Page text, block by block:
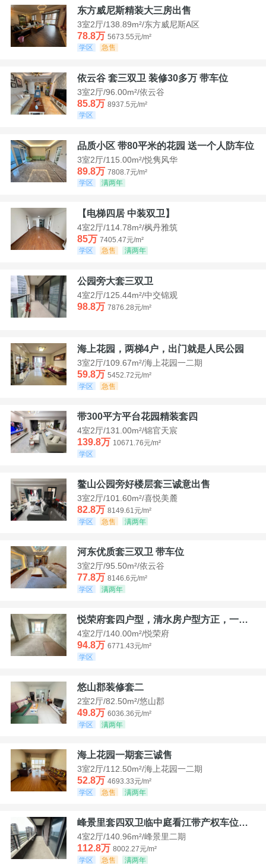
东方威尼斯精装大三房出售
3室2厅/138.89m²/东方威尼斯A区
78.8万 5673.55元/m²
学区
急售
依云谷 套三双卫 装修30多万 带车位
3室2厅/96.00m²/依云谷
85.8万 8937.5元/m²
学区
品质小区 带80平米的花园 送一个人防车位
3室2厅/115.00m²/悦隽风华
89.8万 7808.7元/m²
学区
满两年
【电梯四居 中装双卫】
4室2厅/114.78m²/枫丹雅筑
85万 7405.47元/m²
学区
急售 满两年
公园旁大套三双卫
4室2厅/125.44m²/中交锦观
98.8万 7876.28元/m²
海上花园，两梯4户，出门就是人民公园
3室2厅/109.67m²/海上花园一二期
59.8万 5452.72元/m²
学区
急售
带300平方平台花园精装套四
4室2厅/131.00m²/锦官天宸
139.8万 10671.76元/m²
学区
鳌山公园旁好楼层套三诚意出售
3室2厅/101.60m²/喜悦美麓
82.8万 8149.61元/m²
学区
急售 满两年
河东优质套三双卫 带车位
3室2厅/95.50m²/依云谷
77.8万 8146.6元/m²
学区
满两年
悦荣府套四户型，清水房户型方正，一口价94，8
4室2厅/140.00m²/悦荣府
94.8万 6771.43元/m²
学区
悠山郡装修套二
2室2厅/82.50m²/悠山郡
49.8万 6036.36元/m²
学区
满两年
海上花园一期套三诚售
3室2厅/112.50m²/海上花园一二期
52.8万 4693.33元/m²
学区
急售 满两年
峰景里套四双卫临中庭看江带产权车位诚售
4室2厅/140.96m²/峰景里二期
112.8万 8002.27元/m²
学区
急售 满两年